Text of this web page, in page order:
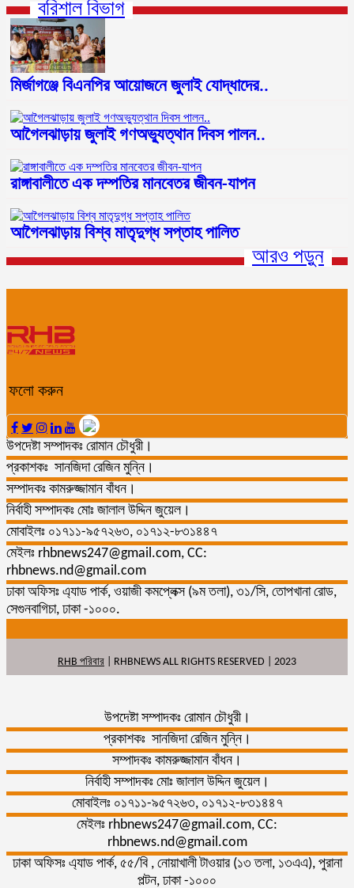
বরিশাল বিভাগ
মির্জাগঞ্জে বিএনপির আয়োজনে জুলাই যোদ্ধাদের..
আগৈলঝাড়ায় জুলাই গণঅভ্যুত্থান দিবস পালন..
রাঙ্গাবালীতে এক দম্পতির মানবেতর জীবন-যাপন
আগৈলঝাড়ায় বিশ্ব মাতৃদুগ্ধ সপ্তাহ পালিত
আরও পড়ুন
ফলো করুন
উপদেষ্টা সম্পাদকঃ রোমান চৌধুরী।
প্রকাশকঃ সানজিদা রেজিন মুন্নি।
সম্পাদকঃ কামরুজ্জামান বাঁধন।
নির্বাহী সম্পাদকঃ মোঃ জালাল উদ্দিন জুয়েল।
মোবাইলঃ ০১৭১১-৯৫৭২৬৩, ০১৭১২-৮৩১৪৪৭
মেইলঃ rhbnews247@gmail.com, CC:
rhbnews.nd@gmail.com
ঢাকা অফিসঃ এ্যাড পার্ক, ওয়াজী কমপ্লেক্স (৯ম তলা), ৩১/সি, তোপখানা রোড,
সেগুনবাগিচা, ঢাকা -১০০০.
RHB পরিবার | RHBNEWS ALL RIGHTS RESERVED | 2023
উপদেষ্টা সম্পাদকঃ রোমান চৌধুরী।
প্রকাশকঃ সানজিদা রেজিন মুন্নি।
সম্পাদকঃ কামরুজ্জামান বাঁধন।
নির্বাহী সম্পাদকঃ মোঃ জালাল উদ্দিন জুয়েল।
মোবাইলঃ ০১৭১১-৯৫৭২৬৩, ০১৭১২-৮৩১৪৪৭
মেইলঃ rhbnews247@gmail.com, CC:
rhbnews.nd@gmail.com
ঢাকা অফিসঃ এ্যাড পার্ক, ৫৫/বি , নোয়াখালী টাওয়ার (১৩ তলা, ১৩এএ), পুরানা
পল্টন, ঢাকা -১০০০